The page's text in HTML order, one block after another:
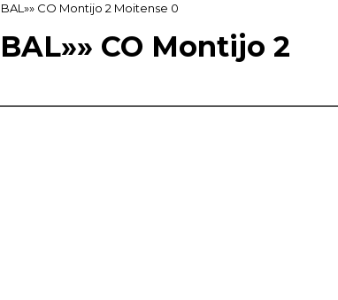
CO Montijo 2 Moitense 0
CO Montijo 2